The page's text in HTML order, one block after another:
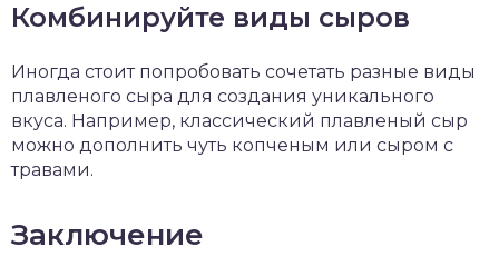
Комбинируйте виды сыров
Иногда стоит попробовать сочетать разные виды
плавленого сыра для создания уникального
вкуса. Например, классический плавленый сыр
можно дополнить чуть копченым или сыром с
травами.
Заключение